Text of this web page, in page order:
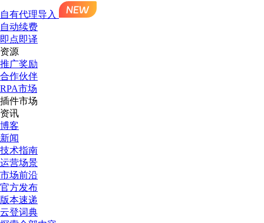
自有代理导入
自动续费
即点即译
资源
推广奖励
合作伙伴
RPA市场
插件市场
资讯
博客
新闻
技术指南
运营场景
市场前沿
官方发布
版本速递
云登词典